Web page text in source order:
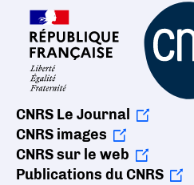
CNRS Le Journal
CNRS images
CNRS sur le web
Publications du CNRS